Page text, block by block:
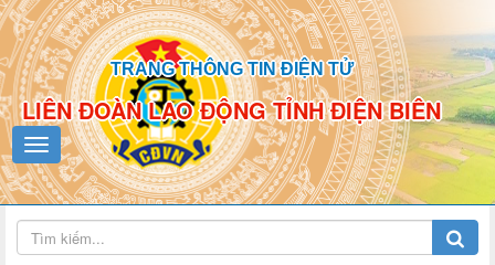
TRANG THÔNG TIN ĐIỆN TỬ
LIÊN ĐOÀN LAO ĐỘNG TỈNH ĐIỆN BIÊN